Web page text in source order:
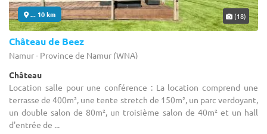
... 10 km (18)
Château de Beez
Namur - Province de Namur (WNA)
Château
Location salle pour une conférence : La location comprend une
terrasse de 400m², une tente stretch de 150m², un parc verdoyant,
un double salon de 80m², un troisième salon de 40m² et un hall
d'entrée de ...